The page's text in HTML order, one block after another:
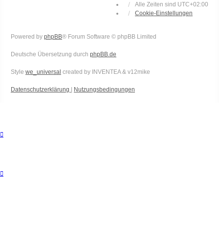
Alle Zeiten sind UTC+02:00
Cookie-Einstellungen
Powered by phpBB® Forum Software © phpBB Limited
Deutsche Übersetzung durch phpBB.de
Style we_universal created by INVENTEA & v12mike
Datenschutzerklärung Nutzungsbedingungen